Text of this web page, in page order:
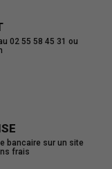
02 55 58 45 31 ou
bancaire sur un site
frais